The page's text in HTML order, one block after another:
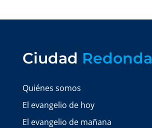
Ciudad Redonda
Quiénes somos
El evangelio de hoy
El evangelio de mañana